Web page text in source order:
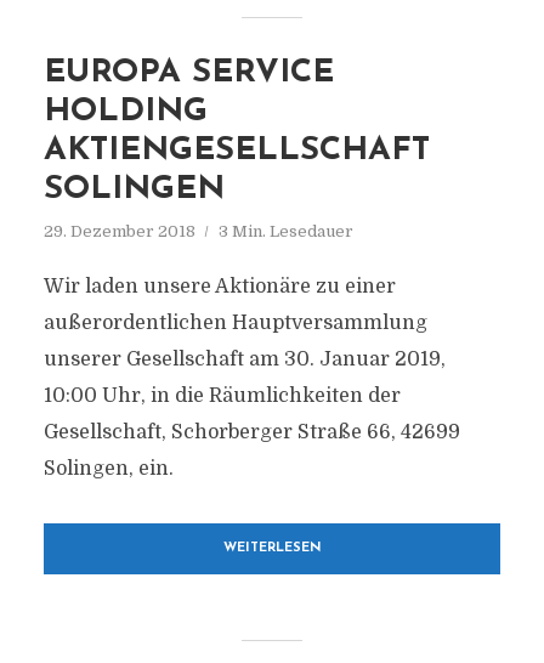
EUROPA SERVICE
HOLDING
AKTIENGESELLSCHAFT
SOLINGEN
29. Dezember 2018 3 Min. Lesedauer
Wir laden unsere Aktionäre zu einer
außerordentlichen Hauptversammlung
unserer Gesellschaft am 30. Januar 2019,
10:00 Uhr, in die Räumlichkeiten der
Gesellschaft, Schorberger Straße 66, 42699
Solingen, ein.
WEITERLESEN